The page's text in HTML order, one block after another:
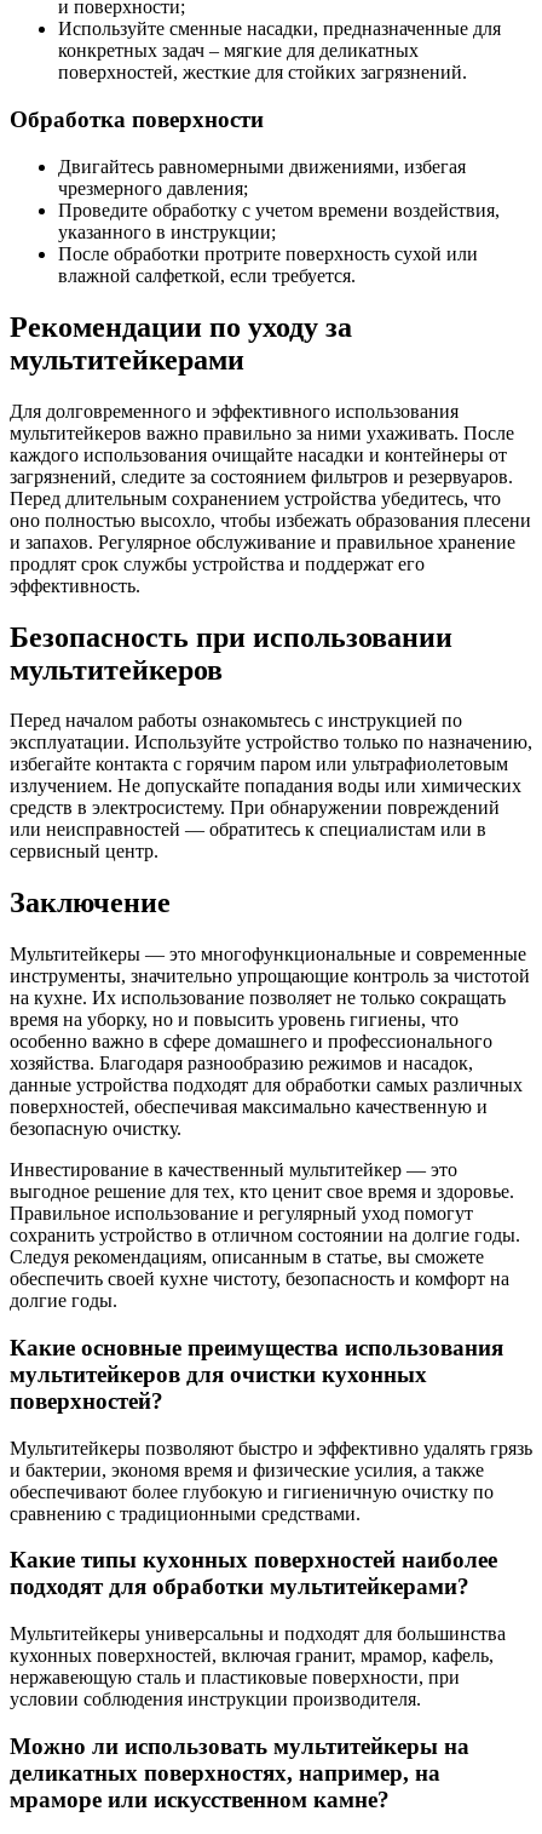
и поверхности;
Используйте сменные насадки, предназначенные для
конкретных задач – мягкие для деликатных
поверхностей, жесткие для стойких загрязнений.
Обработка поверхности
Двигайтесь равномерными движениями, избегая
чрезмерного давления;
Проведите обработку с учетом времени воздействия,
указанного в инструкции;
После обработки протрите поверхность сухой или
влажной салфеткой, если требуется.
Рекомендации по уходу за
мультитейкерами
Для долговременного и эффективного использования
мультитейкеров важно правильно за ними ухаживать. После
каждого использования очищайте насадки и контейнеры от
загрязнений, следите за состоянием фильтров и резервуаров.
Перед длительным сохранением устройства убедитесь, что
оно полностью высохло, чтобы избежать образования плесени
и запахов. Регулярное обслуживание и правильное хранение
продлят срок службы устройства и поддержат его
эффективность.
Безопасность при использовании
мультитейкеров
Перед началом работы ознакомьтесь с инструкцией по
эксплуатации. Используйте устройство только по назначению,
избегайте контакта с горячим паром или ультрафиолетовым
излучением. Не допускайте попадания воды или химических
средств в электросистему. При обнаружении повреждений
или неисправностей — обратитесь к специалистам или в
сервисный центр.
Заключение
Мультитейкеры — это многофункциональные и современные
инструменты, значительно упрощающие контроль за чистотой
на кухне. Их использование позволяет не только сокращать
время на уборку, но и повысить уровень гигиены, что
особенно важно в сфере домашнего и профессионального
хозяйства. Благодаря разнообразию режимов и насадок,
данные устройства подходят для обработки самых различных
поверхностей, обеспечивая максимально качественную и
безопасную очистку.
Инвестирование в качественный мультитейкер — это
выгодное решение для тех, кто ценит свое время и здоровье.
Правильное использование и регулярный уход помогут
сохранить устройство в отличном состоянии на долгие годы.
Следуя рекомендациям, описанным в статье, вы сможете
обеспечить своей кухне чистоту, безопасность и комфорт на
долгие годы.
Какие основные преимущества использования
мультитейкеров для очистки кухонных
поверхностей?
Мультитейкеры позволяют быстро и эффективно удалять грязь
и бактерии, экономя время и физические усилия, а также
обеспечивают более глубокую и гигиеничную очистку по
сравнению с традиционными средствами.
Какие типы кухонных поверхностей наиболее
подходят для обработки мультитейкерами?
Мультитейкеры универсальны и подходят для большинства
кухонных поверхностей, включая гранит, мрамор, кафель,
нержавеющую сталь и пластиковые поверхности, при
условии соблюдения инструкции производителя.
Можно ли использовать мультитейкеры на
деликатных поверхностях, например, на
мраморе или искусственном камне?